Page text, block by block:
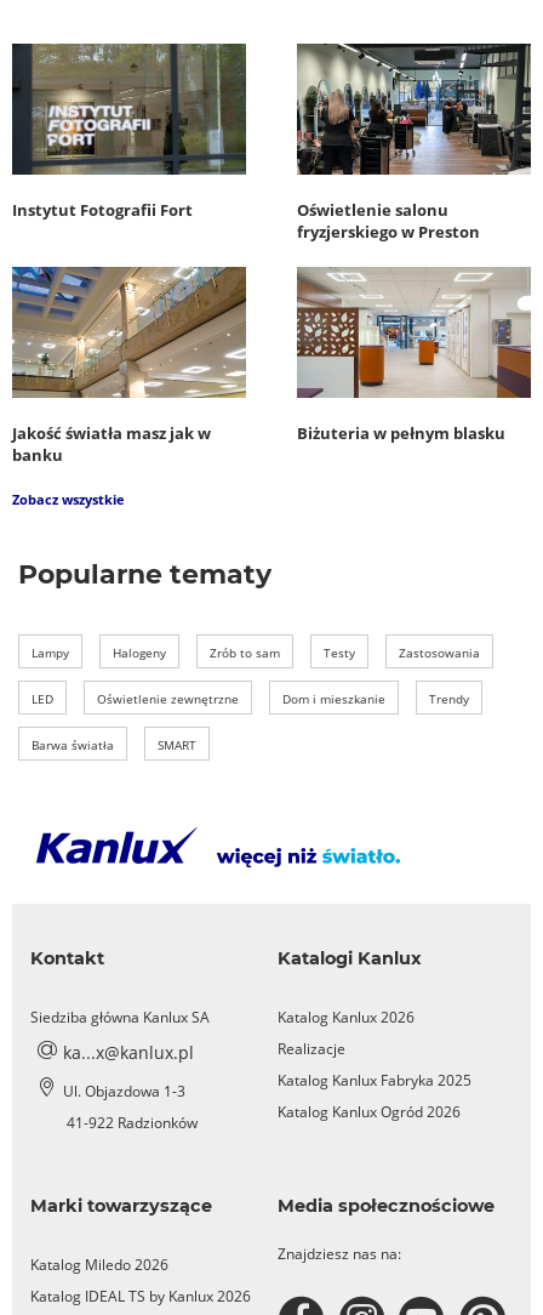
Popularne tematy
Lampy Halogeny Zrób to sam Testy Zastosowania
LED Oświetlenie zewnętrzne Dom i mieszkanie Trendy
Barwa światła SMART
Instytut Fotografii Fort
Oświetlenie salonu
fryzjerskiego w Preston
Jakość światła masz jak w
banku
Biżuteria w pełnym blasku
Zobacz wszystkie
Kontakt
Siedziba główna Kanlux SA
ka...x@kanlux.pl
Ul. Objazdowa 1-3
41-922 Radzionków
Katalogi Kanlux
Katalog Kanlux 2026
Realizacje
Katalog Kanlux Fabryka 2025
Katalog Kanlux Ogród 2026
Marki towarzyszące
Katalog Miledo 2026
Katalog IDEAL TS by Kanlux 2026
Media społecznościowe
Znajdziesz nas na: